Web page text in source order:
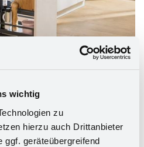
wichtig
zu
hierzu auch Drittanbieter
ggf. geräteübergreifend
out covers all carcase
mm and is equipped